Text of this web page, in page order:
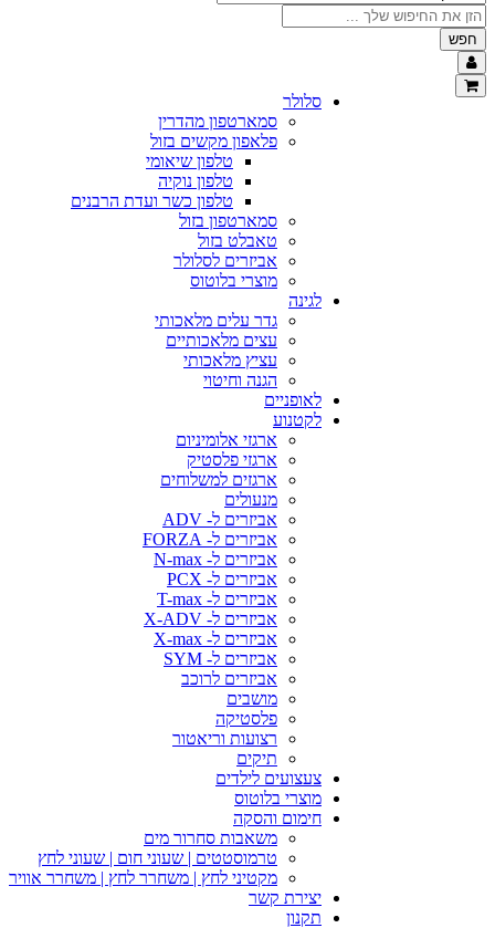
סלולר
סמארטפון מהדרין
פלאפון מקשים בזול
טלפון שיאומי
טלפון נוקיה
טלפון כשר ועדת הרבנים
סמארטפון בזול
טאבלט בזול
אביזרים לסלולר
מוצרי בלוטוס
לגינה
גדר עלים מלאכותי
עצים מלאכותיים
עציץ מלאכותי
הגנה וחיטוי
לאופניים
לקטנוע
ארגזי אלומיניום
ארגזי פלסטיק
ארגזים למשלוחים
מנעולים
אביזרים ל- ADV
אביזרים ל- FORZA
אביזרים ל- N-max
אביזרים ל- PCX
אביזרים ל- T-max
אביזרים ל- X-ADV
אביזרים ל- X-max
אביזרים ל- SYM
אביזרים לרוכב
מושבים
פלסטיקה
רצועות וריאטור
תיקים
צעצועים לילדים
מוצרי בלוטוס
חימום והסקה
משאבות סחרור מים
טרמוסטטים | שעוני חום | שעוני לחץ
מקטיני לחץ | משחרר לחץ | משחרר אוויר
יצירת קשר
תקנון